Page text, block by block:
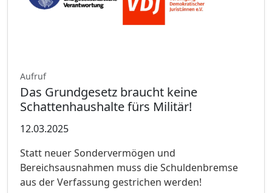
Aufruf
Das Grundgesetz braucht keine
Schattenhaushalte fürs Militär!
12.03.2025
Statt neuer Sondervermögen und
Bereichsausnahmen muss die Schuldenbremse
aus der Verfassung gestrichen werden!